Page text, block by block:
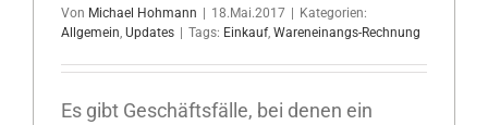
Von Michael Hohmann 18.Mai.2017
Kategorien:
Allgemein, Updates Tags: Einkauf, Wareneinangs-Rechnung
Es gibt Geschäftsfälle, bei denen ein